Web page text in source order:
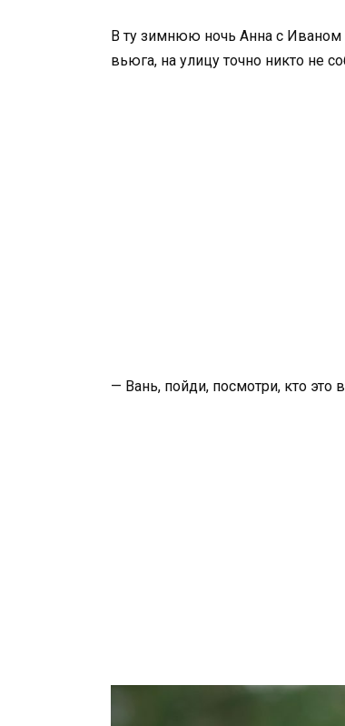
В ту зимнюю ночь Анна с Иваном
вьюга, на улицу точно никто не
— Вань, пойди, посмотри, кто